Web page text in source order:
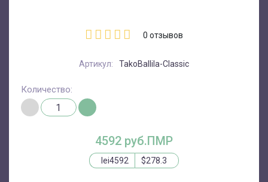
0 отзывов
Артикул: TakoBallila-Classic
4592 руб.ПМР
lei4592 $278.3
Количество: